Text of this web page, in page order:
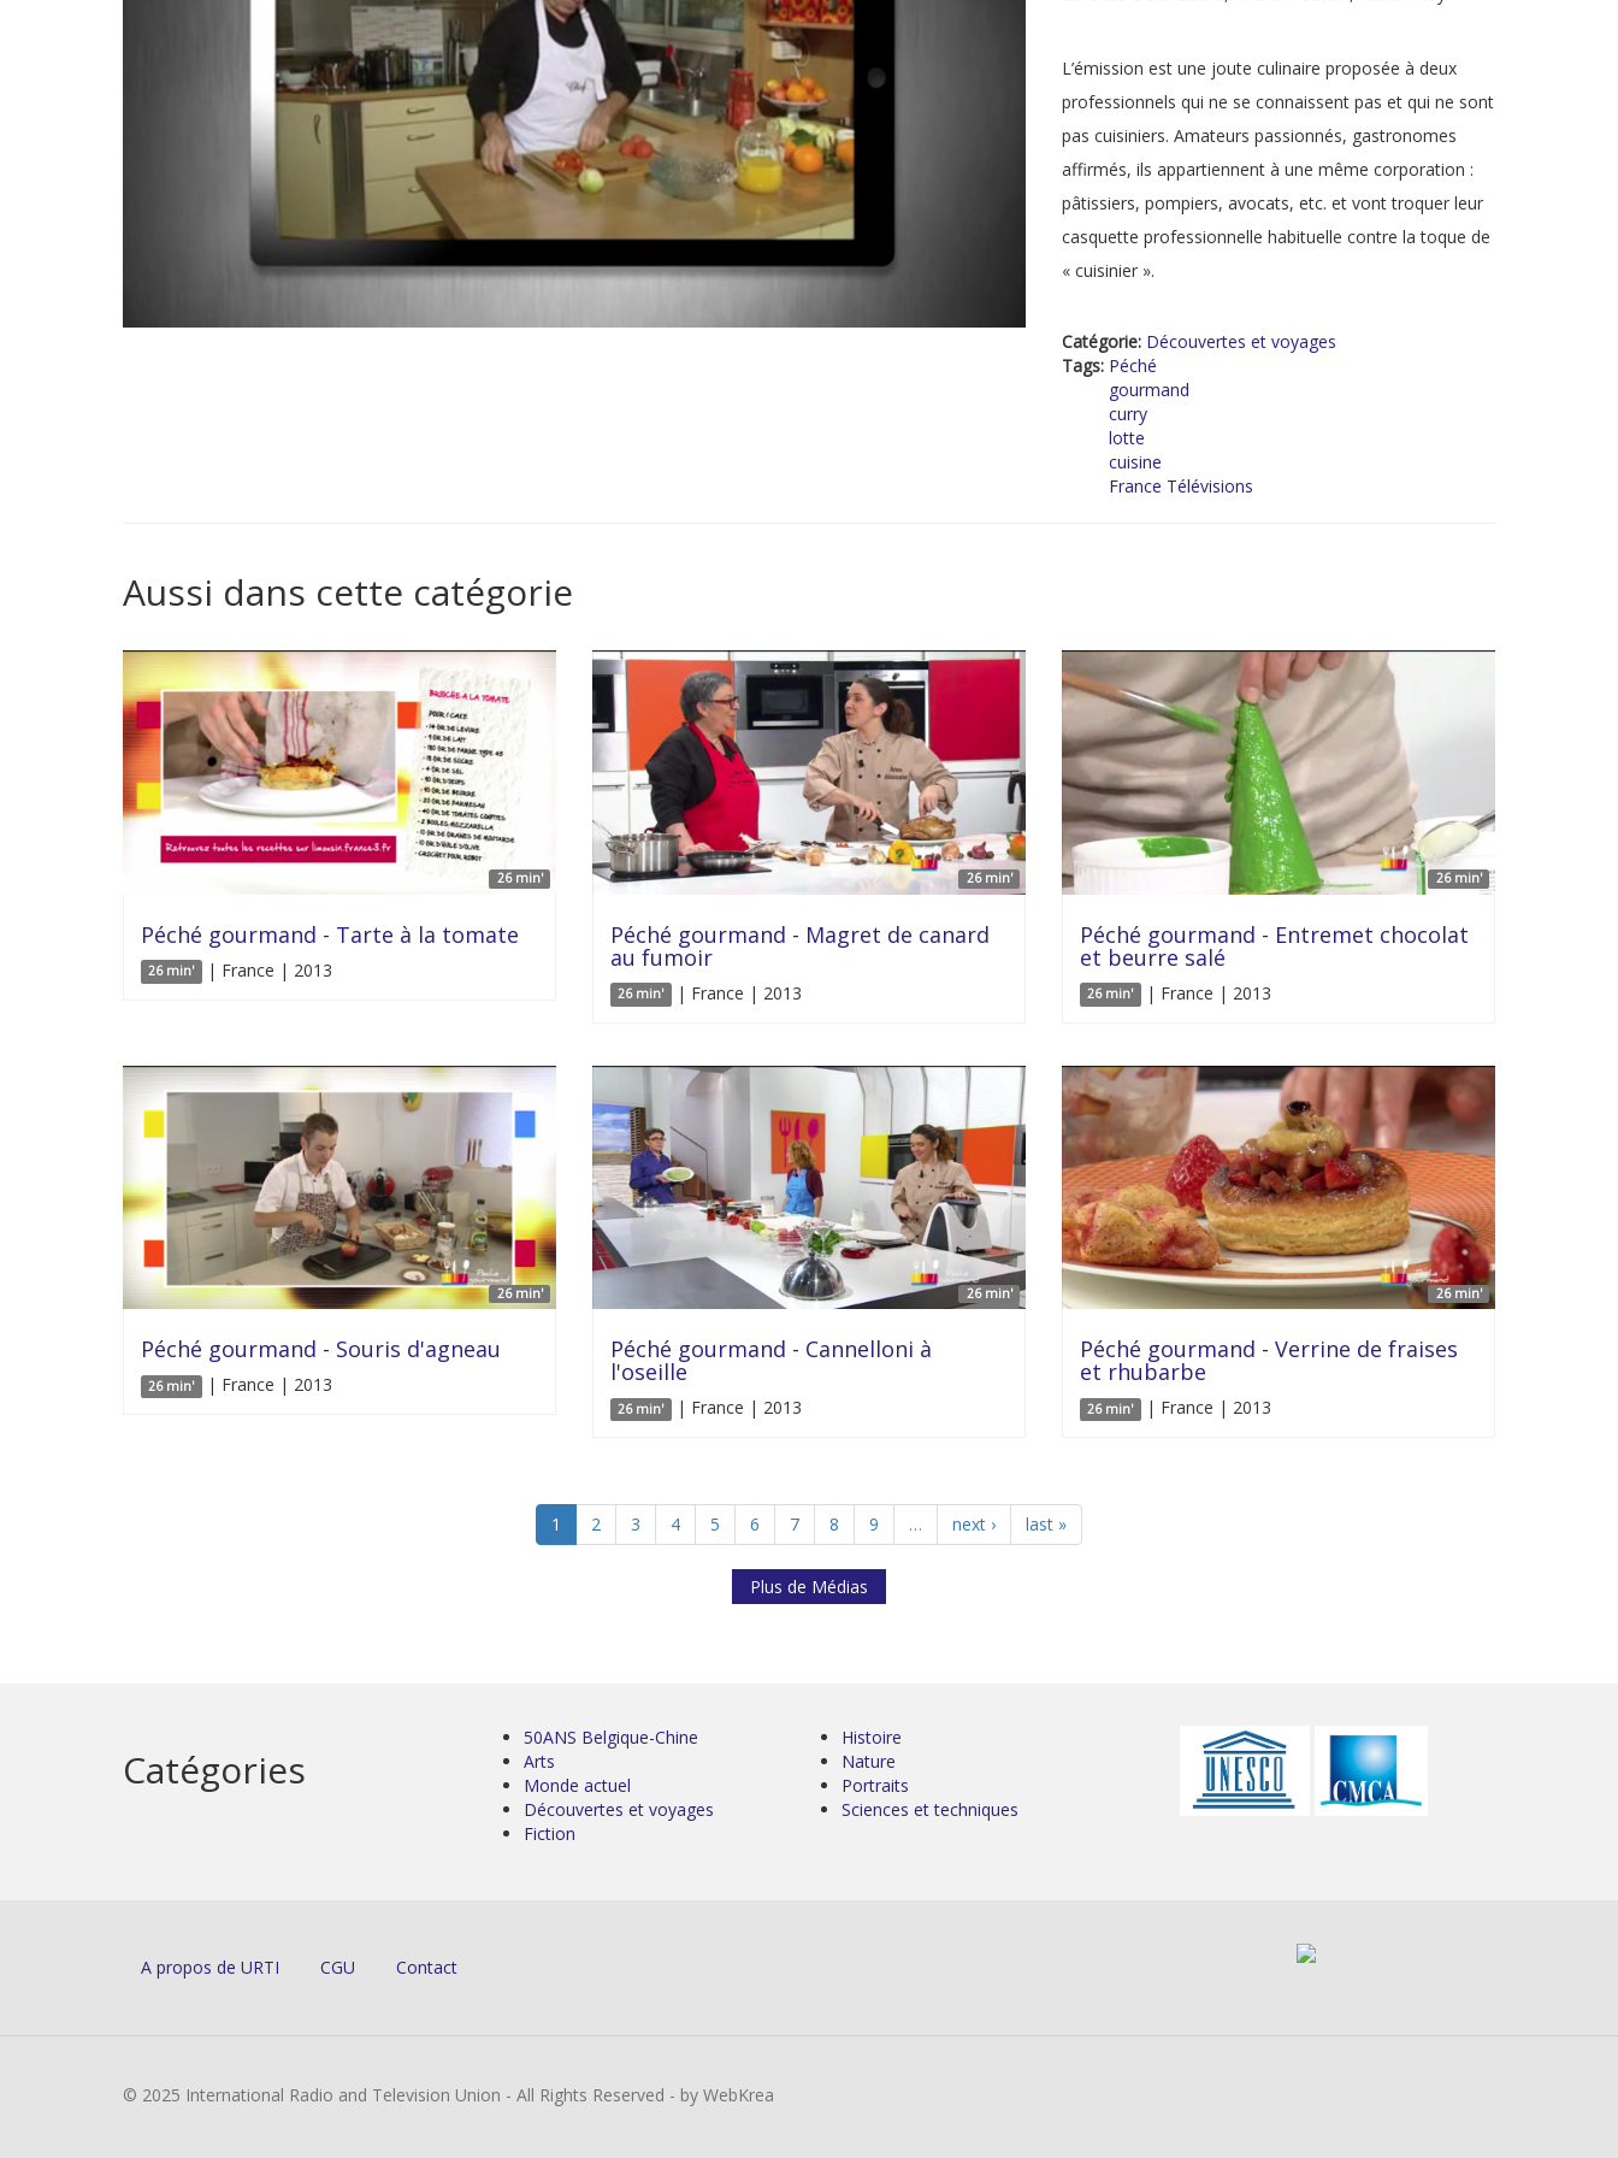
L’émission est une joute culinaire proposée à deux
professionnels qui ne se connaissent pas et qui ne sont
pas cuisiniers. Amateurs passionnés, gastronomes
affirmés, ils appartiennent à une même corporation :
pâtissiers, pompiers, avocats, etc. et vont troquer leur
casquette professionnelle habituelle contre la toque de
« cuisinier ».
Catégorie: Découvertes et voyages
Tags: Péché
gourmand
curry
lotte
cuisine
France Télévisions
Aussi dans cette catégorie
26 min'
Péché gourmand - Tarte à la tomate
26 min' | France | 2013
26 min'
Péché gourmand - Magret de canard
au fumoir
26 min' | France | 2013
26 min'
Péché gourmand - Entremet chocolat
et beurre salé
26 min' | France | 2013
26 min'
Péché gourmand - Souris d'agneau
26 min' | France | 2013
26 min'
Péché gourmand - Cannelloni à
l'oseille
26 min' | France | 2013
26 min'
Péché gourmand - Verrine de fraises
et rhubarbe
26 min' | France | 2013
1 2 3 4 5 6 7 8 9 … next › last »
Plus de Médias
Catégories
50ANS Belgique-Chine
Arts
Monde actuel
Découvertes et voyages
Fiction
Histoire
Nature
Portraits
Sciences et techniques
A propos de URTI CGU Contact
© 2025 International Radio and Television Union - All Rights Reserved - by WebKrea